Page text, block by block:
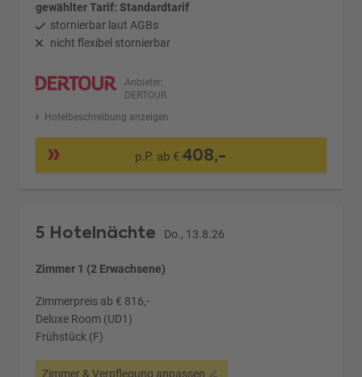
gewählter Tarif: Standardtarif
stornierbar laut AGBs
nicht flexibel stornierbar
Anbieter:
DERTOUR
Hotelbeschreibung anzeigen
p.P. ab €408,-
5 Hotelnächte Do., 13.8.26
Zimmer 1 (2 Erwachsene)
Zimmerpreis ab € 816,-
Deluxe Room (UD1)
Frühstück (F)
Zimmer & Verpflegung anpassen